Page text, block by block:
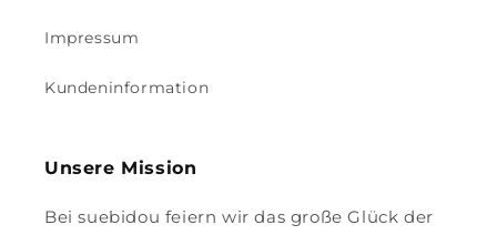
Impressum
Kundeninformation
Unsere Mission
Bei suebidou feiern wir das große Glück der